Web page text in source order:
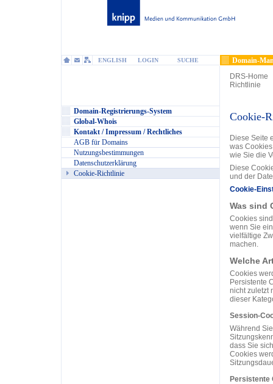
ENGLISH LOGIN SUCHE
Domain-
DRS-Home
Richtlinie
Domain-Registrierungs-System
Global-Whois
Kontakt / Impressum / Rechtliches
AGB für Domains
Nutzungsbestimmungen
Datenschutzerklärung
Cookie-Richtlinie
Cookie-
Diese Seite
was
wie Sie die
Diese
und der
Cookie-
Was sind
Cookies
wenn Sie
vielfältige
machen.
Welche
Cookies
Persistente
nicht zuletzt
dieser
Session-
Während
dass Sie
Cookies
Persistente